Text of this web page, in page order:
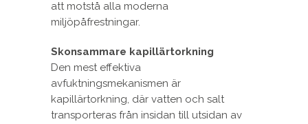
att motstå alla moderna
miljöpåfrestningar.
Skonsammare kapillärtorkning
Den mest effektiva
avfuktningsmekanismen är
kapillärtorkning, där vatten och salt
transporteras från insidan till utsidan av